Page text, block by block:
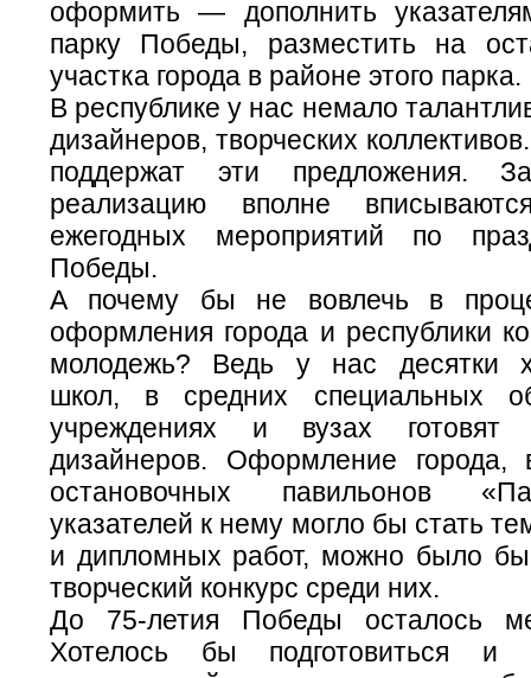
оформить — дополнить
парку Победы, разместить на
участка города в районе этого парка.
В республике у нас немало
дизайнеров, творческих
поддержат эти предложения.
реализацию вполне
ежегодных мероприятий по
Победы.
А почему бы не вовлечь в
оформления города и республики
молодежь? Ведь у нас десятки
школ, в средних специальных
учреждениях и вузах готовят
дизайнеров. Оформление
остановочных павильонов
указателей к нему могло бы стать
и дипломных работ, можно было
творческий конкурс среди них.
До 75-летия Победы осталось
Хотелось бы подготовиться и